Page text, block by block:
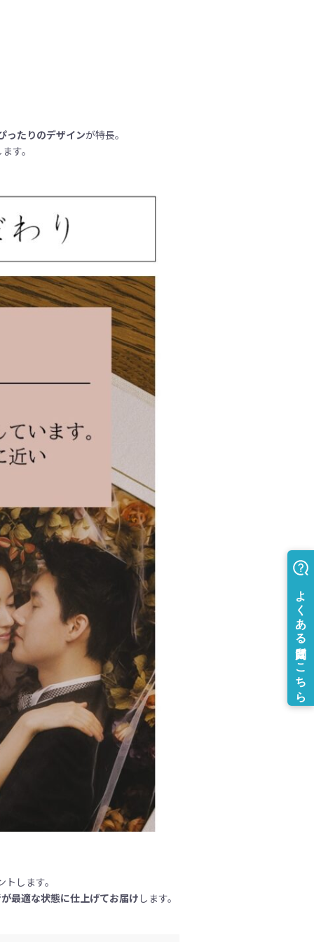
ったりのデザインが特長。
す。
します。
最適な状態に仕上げてお届け します。